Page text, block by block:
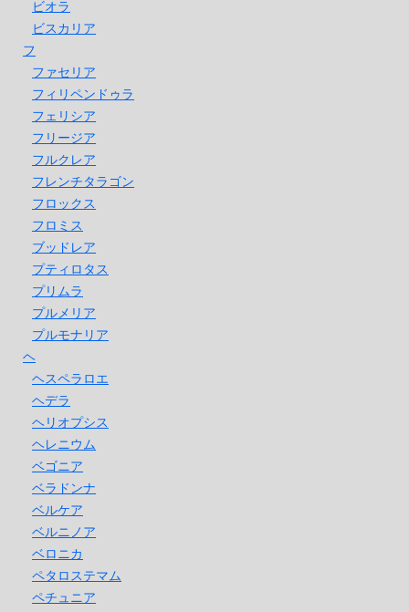
ビオラ
ビスカリア
フ
ファセリア
フィリペンドゥラ
フェリシア
フリージア
フルクレア
フレンチタラゴン
フロックス
フロミス
ブッドレア
プティロタス
プリムラ
プルメリア
プルモナリア
ヘ
ヘスペラロエ
ヘデラ
ヘリオプシス
ヘレニウム
ベゴニア
ベラドンナ
ベルケア
ベルニノア
ベロニカ
ペタロステマム
ペチュニア